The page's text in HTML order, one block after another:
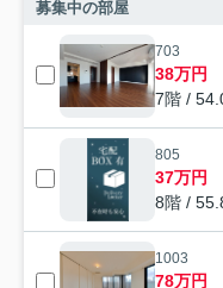
募集中の部屋
703
38万円
7階 /
805
37万円
8階 /
1003
78万円